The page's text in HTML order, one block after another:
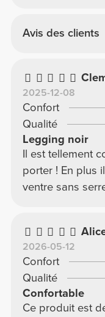
Avis des clients
2025-12-08
Confort
Qualité
Legging noir
Il est tellement
porter ! En plus
ventre sans
2026-05-12
Confort
Qualité
Confortable
Ce produit est